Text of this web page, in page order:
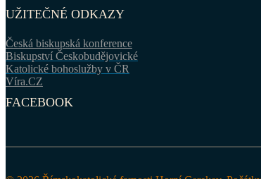
UŽITEČNÉ ODKAZY
Česká biskupská konference
Biskupství Českobudějovické
Katolické bohoslužby v ČR
Víra.CZ
FACEBOOK